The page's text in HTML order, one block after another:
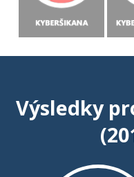
Výsledky